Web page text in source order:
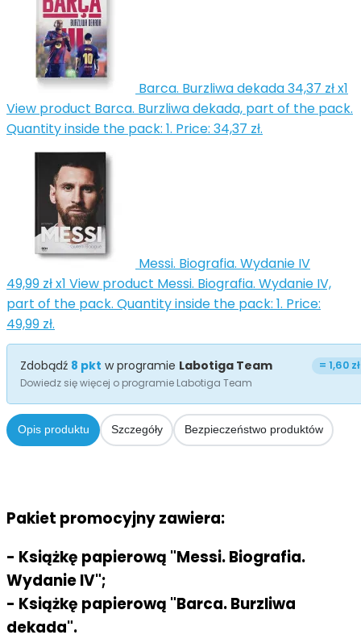
Barca. Burzliwa dekada34,37 złx1
View product Barca. Burzliwa dekada, part of the pack.
Quantity inside the pack: 1. Price: 34,37 zł.
Messi. Biografia. Wydanie IV
49,99 złx1 View product Messi. Biografia. Wydanie IV,
part of the pack. Quantity inside the pack: 1. Price:
49,99 zł.
Zdobądź 8 pkt w programie Labotiga Team =1,60 zł
Dowiedz się więcej o programie Labotiga Team
Opis produktu Szczegóły Bezpieczeństwo produktów
Pakiet promocyjny zawiera:
- Książkę papierową "Messi. Biografia.
Wydanie IV";
- Książkę papierową "Barca. Burzliwa
dekada".